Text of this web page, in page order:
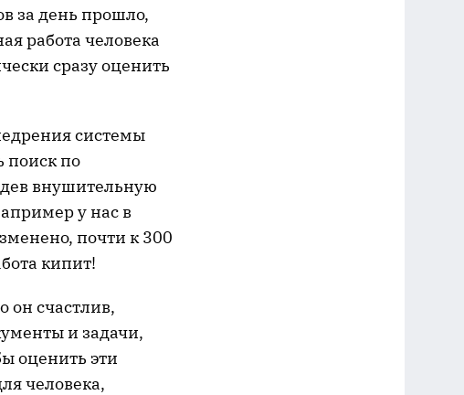
за день прошло,
работа человека
сразу оценить
системы
поиск по
внушительную
у нас в
почти к 300
кипит!
он счастлив,
и задачи,
оценить эти
человека,